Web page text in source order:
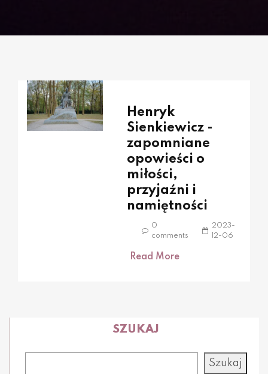
Henryk
Sienkiewicz -
zapomniane
opowieści o
miłości,
przyjaźni i
namiętności
0
comments
2023-
12-06
Read More
SZUKAJ
Szukaj